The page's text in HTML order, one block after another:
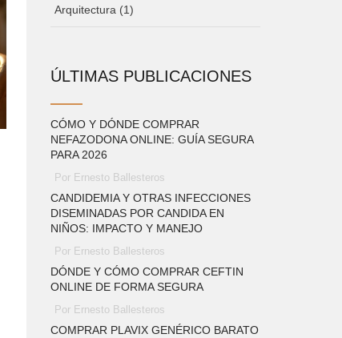
Arquitectura (1)
ÚLTIMAS PUBLICACIONES
CÓMO Y DÓNDE COMPRAR
NEFAZODONA ONLINE: GUÍA SEGURA
PARA 2026
Por Ernesto Ballesteros
CANDIDEMIA Y OTRAS INFECCIONES
DISEMINADAS POR CANDIDA EN
NIÑOS: IMPACTO Y MANEJO
Por Ernesto Ballesteros
DÓNDE Y CÓMO COMPRAR CEFTIN
ONLINE DE FORMA SEGURA
Por Ernesto Ballesteros
COMPRAR PLAVIX GENÉRICO BARATO